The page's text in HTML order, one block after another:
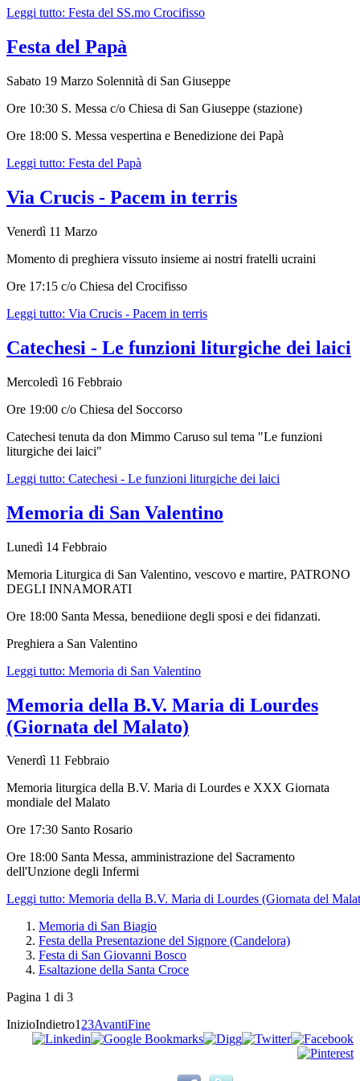
Leggi tutto: Festa del SS.mo Crocifisso
Festa del Papà
Sabato 19 Marzo Solennità di San Giuseppe
Ore 10:30 S. Messa c/o Chiesa di San Giuseppe (stazione)
Ore 18:00 S. Messa vespertina e Benedizione dei Papà
Leggi tutto: Festa del Papà
Via Crucis - Pacem in terris
Venerdì 11 Marzo
Momento di preghiera vissuto insieme ai nostri fratelli ucraini
Ore 17:15 c/o Chiesa del Crocifisso
Leggi tutto: Via Crucis - Pacem in terris
Catechesi - Le funzioni liturgiche dei laici
Mercoledì 16 Febbraio
Ore 19:00 c/o Chiesa del Soccorso
Catechesi tenuta da don Mimmo Caruso sul tema "Le funzioni
liturgiche dei laici"
Leggi tutto: Catechesi - Le funzioni liturgiche dei laici
Memoria di San Valentino
Lunedì 14 Febbraio
Memoria Liturgica di San Valentino, vescovo e martire, PATRONO
DEGLI INNAMORATI
Ore 18:00 Santa Messa, benediione degli sposi e dei fidanzati.
Preghiera a San Valentino
Leggi tutto: Memoria di San Valentino
Memoria della B.V. Maria di Lourdes
(Giornata del Malato)
Venerdì 11 Febbraio
Memoria liturgica della B.V. Maria di Lourdes e XXX Giornata
mondiale del Malato
Ore 17:30 Santo Rosario
Ore 18:00 Santa Messa, amministrazione del Sacramento
dell'Unzione degli Infermi
Leggi tutto: Memoria della B.V. Maria di Lourdes (Giornata del
Memoria di San Biagio
Festa della Presentazione del Signore (Candelora)
Festa di San Giovanni Bosco
Esaltazione della Santa Croce
Pagina 1 di 3
InizioIndietro123AvantiFine